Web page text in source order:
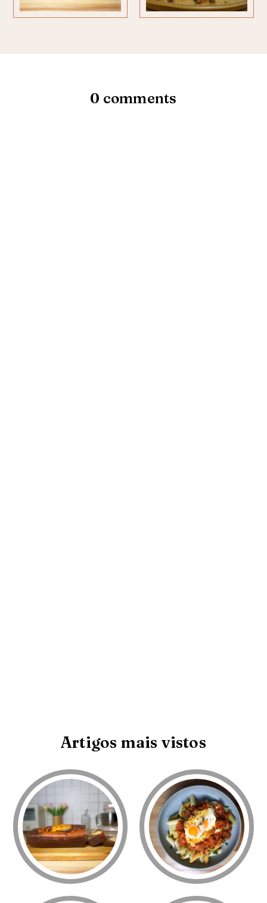
0 comments
Artigos mais vistos